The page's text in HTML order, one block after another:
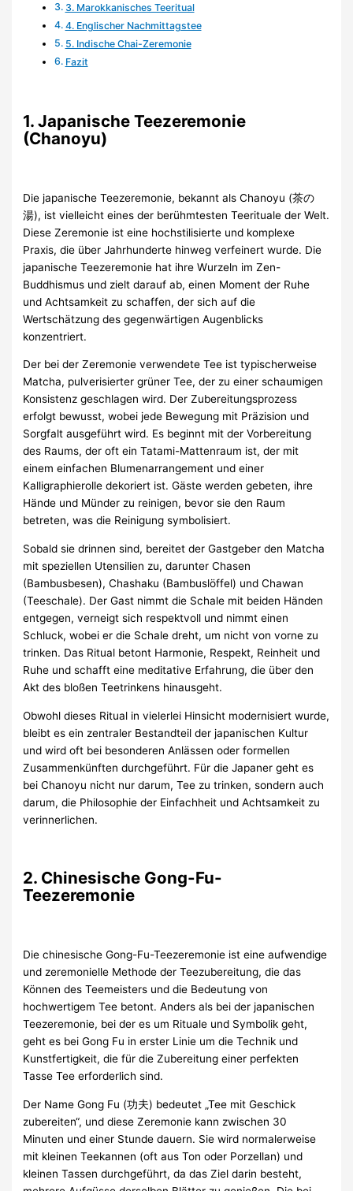
3. Marokkanisches Teeritual
4. Englischer Nachmittagstee
5. Indische Chai-Zeremonie
Fazit
1. Japanische Teezeremonie
(Chanoyu)
Die japanische Teezeremonie, bekannt als Chanoyu (茶の
湯), ist vielleicht eines der berühmtesten Teerituale der Welt.
Diese Zeremonie ist eine hochstilisierte und komplexe
Praxis, die über Jahrhunderte hinweg verfeinert wurde. Die
japanische Teezeremonie hat ihre Wurzeln im Zen-
Buddhismus und zielt darauf ab, einen Moment der Ruhe
und Achtsamkeit zu schaffen, der sich auf die
Wertschätzung des gegenwärtigen Augenblicks
konzentriert.
Der bei der Zeremonie verwendete Tee ist typischerweise
Matcha, pulverisierter grüner Tee, der zu einer schaumigen
Konsistenz geschlagen wird. Der Zubereitungsprozess
erfolgt bewusst, wobei jede Bewegung mit Präzision und
Sorgfalt ausgeführt wird. Es beginnt mit der Vorbereitung
des Raums, der oft ein Tatami-Mattenraum ist, der mit
einem einfachen Blumenarrangement und einer
Kalligraphierolle dekoriert ist. Gäste werden gebeten, ihre
Hände und Münder zu reinigen, bevor sie den Raum
betreten, was die Reinigung symbolisiert.
Sobald sie drinnen sind, bereitet der Gastgeber den Matcha
mit speziellen Utensilien zu, darunter Chasen
(Bambusbesen), Chashaku (Bambuslöffel) und Chawan
(Teeschale). Der Gast nimmt die Schale mit beiden Händen
entgegen, verneigt sich respektvoll und nimmt einen
Schluck, wobei er die Schale dreht, um nicht von vorne zu
trinken. Das Ritual betont Harmonie, Respekt, Reinheit und
Ruhe und schafft eine meditative Erfahrung, die über den
Akt des bloßen Teetrinkens hinausgeht.
Obwohl dieses Ritual in vielerlei Hinsicht modernisiert wurde,
bleibt es ein zentraler Bestandteil der japanischen Kultur
und wird oft bei besonderen Anlässen oder formellen
Zusammenkünften durchgeführt. Für die Japaner geht es
bei Chanoyu nicht nur darum, Tee zu trinken, sondern auch
darum, die Philosophie der Einfachheit und Achtsamkeit zu
verinnerlichen.
2. Chinesische Gong-Fu-
Teezeremonie
Die chinesische Gong-Fu-Teezeremonie ist eine aufwendige
und zeremonielle Methode der Teezubereitung, die das
Können des Teemeisters und die Bedeutung von
hochwertigem Tee betont. Anders als bei der japanischen
Teezeremonie, bei der es um Rituale und Symbolik geht,
geht es bei Gong Fu in erster Linie um die Technik und
Kunstfertigkeit, die für die Zubereitung einer perfekten
Tasse Tee erforderlich sind.
Der Name Gong Fu (功夫) bedeutet „Tee mit Geschick
zubereiten“, und diese Zeremonie kann zwischen 30
Minuten und einer Stunde dauern. Sie wird normalerweise
mit kleinen Teekannen (oft aus Ton oder Porzellan) und
kleinen Tassen durchgeführt, da das Ziel darin besteht,